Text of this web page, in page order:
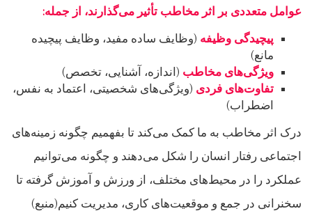
عوامل متعددی بر اثر مخاطب تأثیر می‌گذارند، از جمله:
پیچیدگی وظیفه (وظایف ساده مفید، وظایف پیچیده
مانع)
ویژگی‌های مخاطب (اندازه، آشنایی، تخصص)
تفاوت‌های فردی (ویژگی‌های شخصیتی، اعتماد به نفس،
اضطراب)
درک اثر مخاطب به ما کمک می‌کند تا بفهمیم چگونه زمینه‌های
اجتماعی رفتار انسان را شکل می‌دهند و چگونه می‌توانیم
عملکرد را در محیط‌های مختلف، از ورزش و آموزش گرفته تا
سخنرانی در جمع و موقعیت‌های کاری، مدیریت کنیم(منبع)